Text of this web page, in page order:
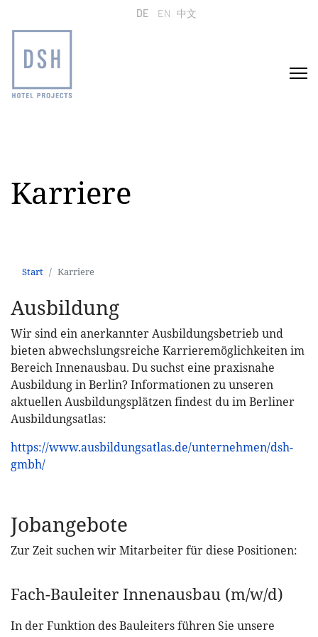
Sprache auswählen
DE EN 中文
Karriere
Start Karriere
Ausbildung
Wir sind ein anerkannter Ausbildungsbetrieb und
bieten abwechslungsreiche Karrieremöglichkeiten im
Bereich Innenausbau. Du suchst eine praxisnahe
Ausbildung in Berlin? Informationen zu unseren
aktuellen Ausbildungsplätzen findest du im Berliner
Ausbildungsatlas:
https://www.ausbildungsatlas.de/unternehmen/dsh-
gmbh/
Jobangebote
Zur Zeit suchen wir Mitarbeiter für diese Positionen:
Fach-Bauleiter Innenausbau (m/w/d)
In der Funktion des Bauleiters führen Sie unsere